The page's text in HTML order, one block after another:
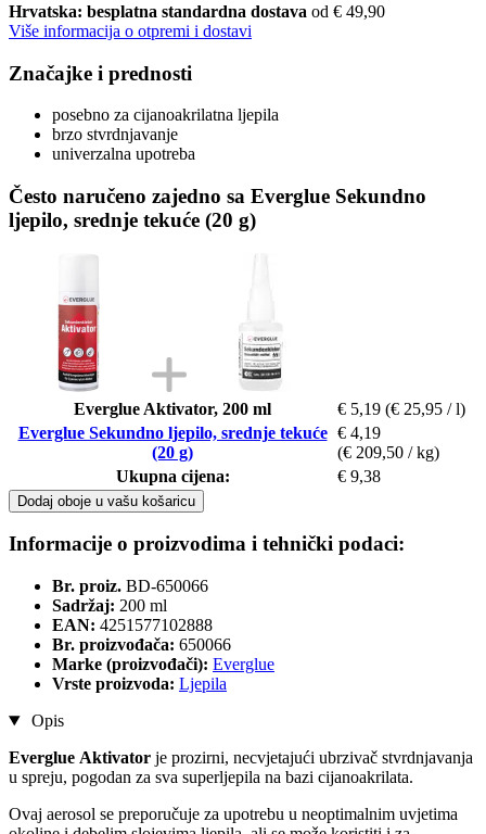
Hrvatska: besplatna standardna dostava od € 49,90
Više informacija o otpremi i dostavi
Značajke i prednosti
posebno za cijanoakrilatna ljepila
brzo stvrdnjavanje
univerzalna upotreba
Često naručeno zajedno sa Everglue Sekundno
ljepilo, srednje tekuće (20 g)
Everglue Aktivator, 200 ml € 5,19 (€ 25,95 / l)
Everglue Sekundno ljepilo, srednje tekuće
(20 g)
€ 4,19
(€ 209,50 / kg)
Ukupna cijena:
€ 9,38
Dodaj oboje u vašu košaricu
Informacije o proizvodima i tehnički podaci:
Br. proiz. BD-650066
Sadržaj: 200 ml
EAN: 4251577102888
Br. proizvođača: 650066
Marke (proizvođači): Everglue
Vrste proizvoda: Ljepila
Opis
Everglue Aktivator je prozirni, necvjetajući ubrzivač stvrdnjavanja
u spreju, pogodan za sva superljepila na bazi cijanoakrilata.
Ovaj aerosol se preporučuje za upotrebu u neoptimalnim uvjetima